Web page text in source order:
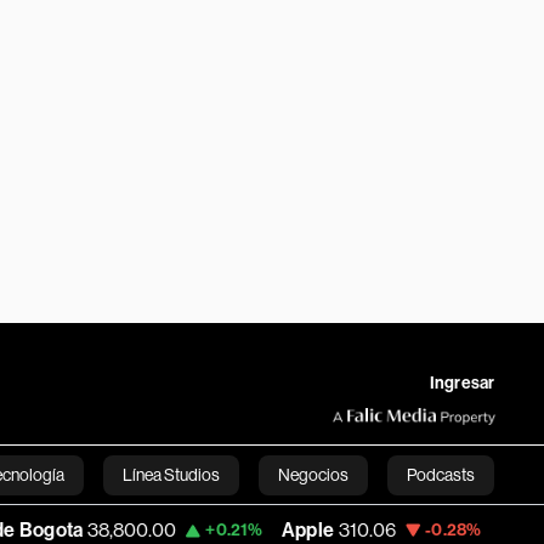
Ingresar
Línea Studios Negocios Podcasts
English
+0.21% Apple 310.06 -0.28% USD COP 3,158.56